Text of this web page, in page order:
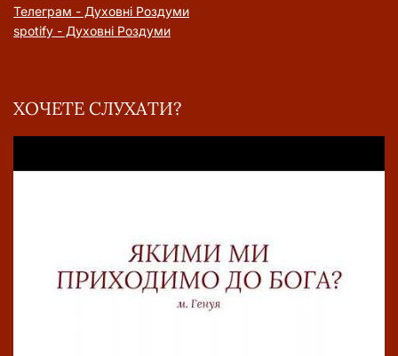
Телеграм - Духовні Роздуми
spotify - Духовні Роздуми
ХОЧЕТЕ СЛУХАТИ?